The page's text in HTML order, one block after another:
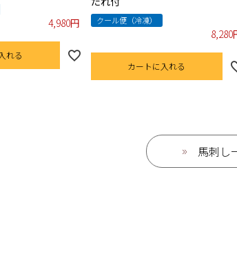
4,980
れる
クール便（冷凍）
8,280
カートに入れる
馬刺し